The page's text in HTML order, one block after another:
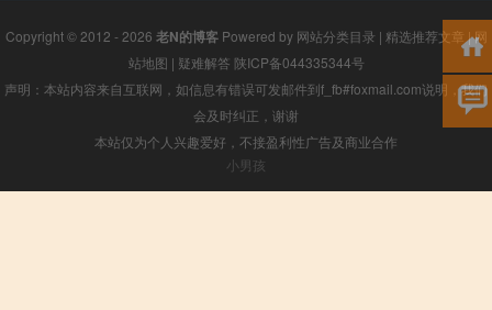
Copyright © 2012 - 2026 老N的博客Powered by 网站分类目录 | 精选推荐文章 |网
站地图 | 疑难解答 陕ICP备044335344号
声明：本站内容来自互联网，如信息有错误可发邮件到f_fb#foxmail.com说明，我们
会及时纠正，谢谢
本站仅为个人兴趣爱好，不接盈利性广告及商业合作
小男孩